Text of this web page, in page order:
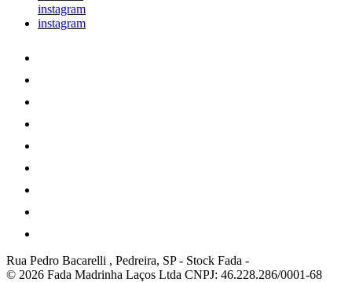
instagram
instagram
Rua Pedro Bacarelli , Pedreira, SP- Stock Fada -
© 2026 Fada Madrinha Laços Ltda CNPJ: 46.228.286/0001-68